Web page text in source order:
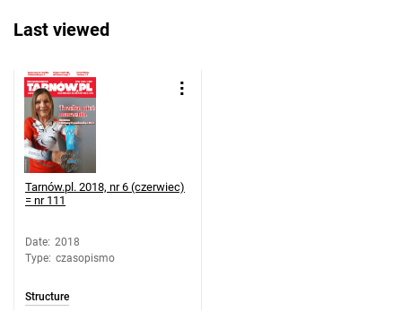
Last viewed
Tarnów.pl. 2018, nr 6 (czerwiec)
= nr 111
Date: 2018
Type: czasopismo
Structure